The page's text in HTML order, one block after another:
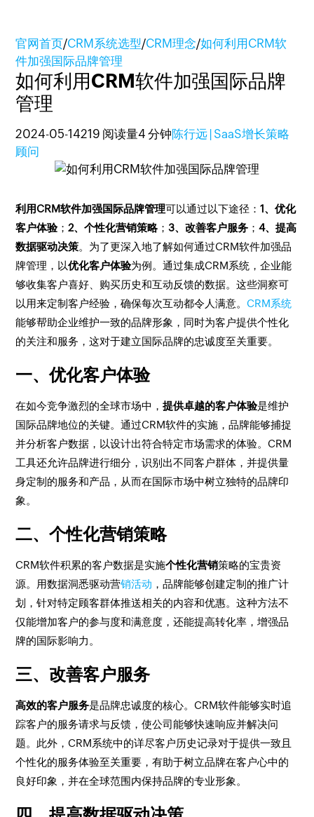
官网首页/CRM系统选型/CRM理念/如何利用CRM软
件加强国际品牌管理
如何利用CRM软件加强国际品牌
管理
2024-05-14219 阅读量4 分钟陈行远 | SaaS增长策略
顾问
利用CRM软件加强国际品牌管理可以通过以下途径：1、优化
客户体验；2、个性化营销策略 ；3、改善客户服务 ；4、提高
数据驱动决策。为了更深入地了解如何通过CRM软件加强品
牌管理，以优化客户体验为例。通过集成CRM系统，企业能
够收集客户喜好、购买历史和互动反馈的数据。这些洞察可
以用来定制客户经验，确保每次互动都令人满意。CRM系统
能够帮助企业维护一致的品牌形象，同时为客户提供个性化
的关注和服务，这对于建立国际品牌的忠诚度至关重要。
一、优化客户体验
在如今竞争激烈的全球市场中，提供卓越的客户体验是维护
国际品牌地位的关键。通过CRM软件的实施，品牌能够捕捉
并分析客户数据，以设计出符合特定市场需求的体验。CRM
工具还允许品牌进行细分，识别出不同客户群体，并提供量
身定制的服务和产品，从而在国际市场中树立独特的品牌印
象。
二、个性化营销策略
CRM软件积累的客户数据是实施个性化营销策略的宝贵资
源。用数据洞悉驱动营销活动 ，品牌能够创建定制的推广计
划，针对特定顾客群体推送相关的内容和优惠。这种方法不
仅能增加客户的参与度和满意度，还能提高转化率，增强品
牌的国际影响力。
三、改善客户服务
高效的客户服务是品牌忠诚度的核心。CRM软件能够实时追
踪客户的服务请求与反馈，使公司能够快速响应并解决问
题。此外，CRM系统中的详尽客户历史记录对于提供一致且
个性化的服务体验至关重要，有助于树立品牌在客户心中的
良好印象，并在全球范围内保持品牌的专业形象。